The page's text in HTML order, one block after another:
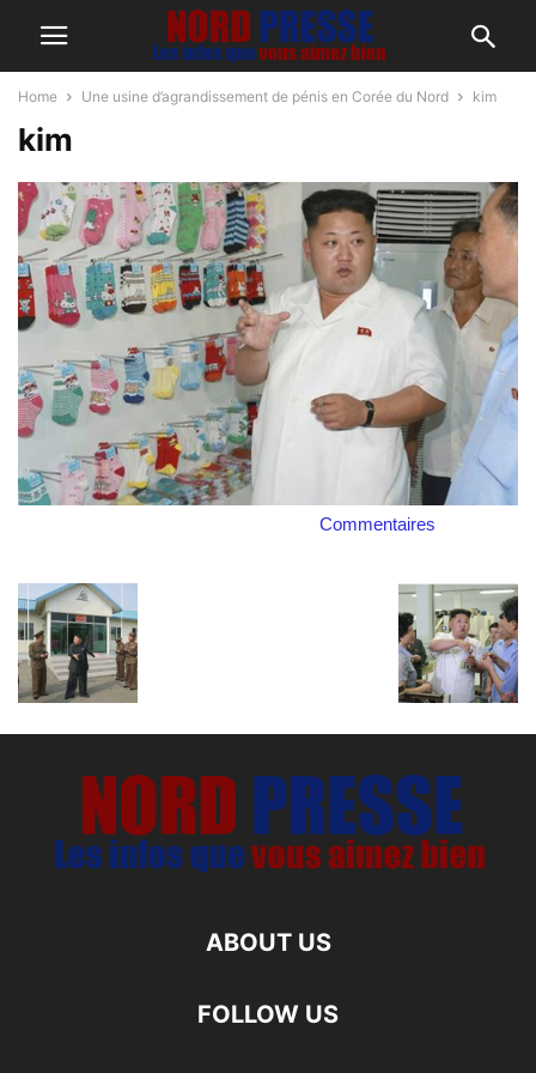
Home Une usine d’agrandissement de pénis en Corée du Nord kim
kim
Commentaires
ABOUT US
FOLLOW US